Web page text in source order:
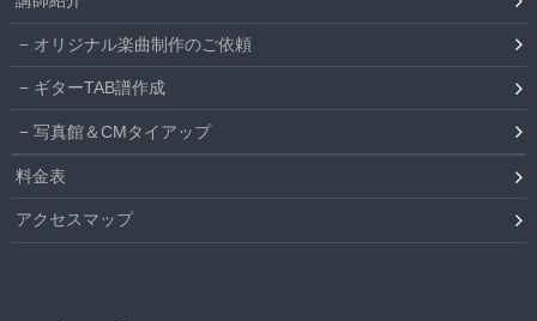
オリジナル楽曲制作のご依頼
ギターTAB譜作成
写真館＆CMタイアップ
料金表
アクセスマップ